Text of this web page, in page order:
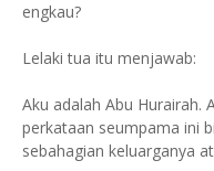
engkau?
Lelaki tua itu menjawab:
Aku adalah Abu Hurairah.
perkataan seumpama ini
sebahagian keluarganya